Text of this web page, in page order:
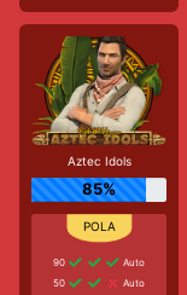
Aztec Idols
85%
90
Auto
50
Auto